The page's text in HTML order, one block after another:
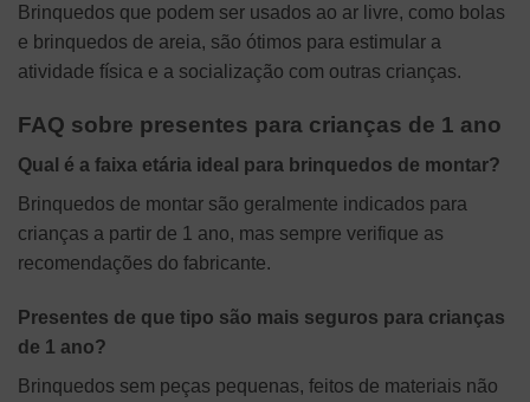
Brinquedos que podem ser usados ao ar livre, como bolas
e brinquedos de areia, são ótimos para estimular a
atividade física e a socialização com outras crianças.
FAQ sobre presentes para crianças de 1 ano
Qual é a faixa etária ideal para brinquedos de montar?
Brinquedos de montar são geralmente indicados para
crianças a partir de 1 ano, mas sempre verifique as
recomendações do fabricante.
Presentes de que tipo são mais seguros para crianças
de 1 ano?
Brinquedos sem peças pequenas, feitos de materiais não